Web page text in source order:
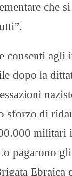
che
consentì
dopo la
sforzo di
pagarono